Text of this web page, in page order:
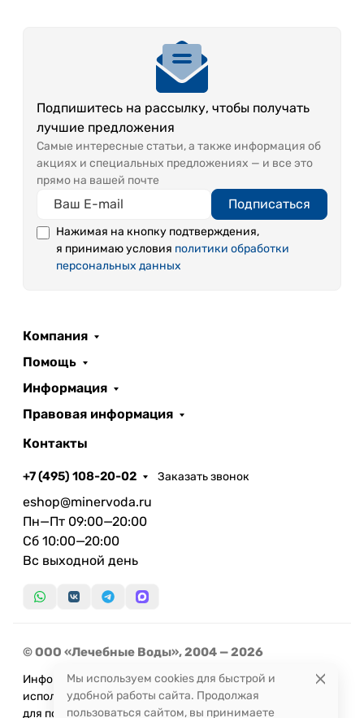
Подпишитесь на рассылку, чтобы получать
лучшие предложения
Самые интересные статьи, а также информация об
акциях и специальных предложениях — и все это
прямо на вашей почте
Подписаться
Нажимая на кнопку подтверждения,
я принимаю условия политики обработки
персональных данных
Компания
Помощь
Информация
Правовая информация
Контакты
+7 (495) 108-20-02 Заказать звонок
eshop@minervoda.ru
Пн—Пт 09:00—20:00
Сб 10:00—20:00
Вс выходной день
© ООО «Лечебные Воды», 2004 — 2026
Информация, представленная на сайте, не может быть
использована
для постановки диагноза или назначения лечения и не
Мы используем cookies для быстрой и
удобной работы сайта. Продолжая
пользоваться сайтом, вы принимаете